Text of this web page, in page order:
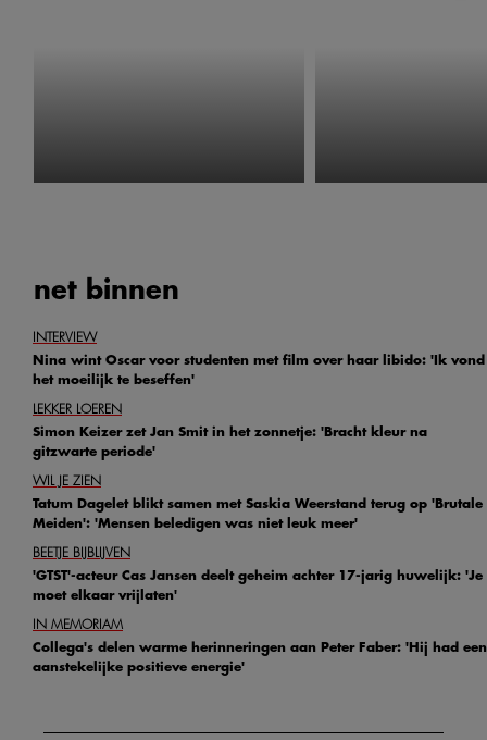
net binnen
INTERVIEW
Nina wint Oscar voor studenten met film over haar libido: 'Ik vond
het moeilijk te beseffen'
LEKKER LOEREN
Simon Keizer zet Jan Smit in het zonnetje: 'Bracht kleur na
gitzwarte periode'
WIL JE ZIEN
Tatum Dagelet blikt samen met Saskia Weerstand terug op 'Brutale
Meiden': 'Mensen beledigen was niet leuk meer'
BEETJE BIJBLIJVEN
'GTST'-acteur Cas Jansen deelt geheim achter 17-jarig huwelijk: 'Je
moet elkaar vrijlaten'
IN MEMORIAM
Collega's delen warme herinneringen aan Peter Faber: 'Hij had een
aanstekelijke positieve energie'